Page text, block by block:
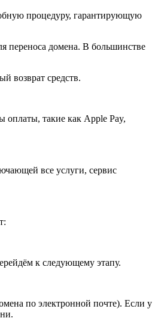
процедуру, гарантирующую
переноса домена. В большинстве
возврат средств.
такие как Apple Pay,
все услуги, сервис
к следующему этапу.
по электронной почте). Если у